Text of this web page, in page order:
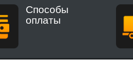
Способы
оплаты